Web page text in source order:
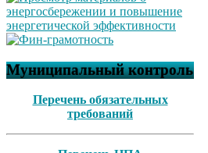
Муниципальный контроль
Перечень обязательных
требований